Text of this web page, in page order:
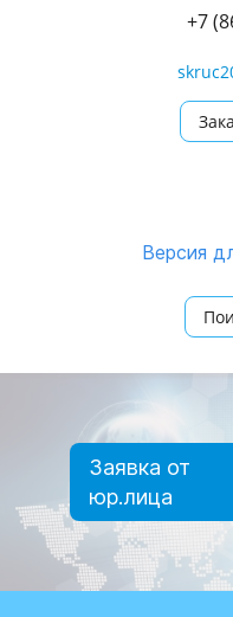
+7
Версия
Заявка от
юр.лица